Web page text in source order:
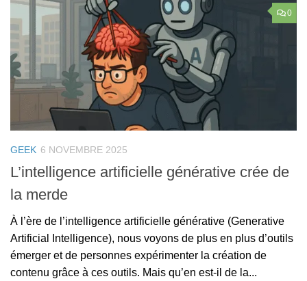
0
GEEK 6 NOVEMBRE 2025
L’intelligence artificielle générative crée de
la merde
À l’ère de l’intelligence artificielle générative (Generative
Artificial Intelligence), nous voyons de plus en plus d’outils
émerger et de personnes expérimenter la création de
contenu grâce à ces outils. Mais qu’en est-il de la...